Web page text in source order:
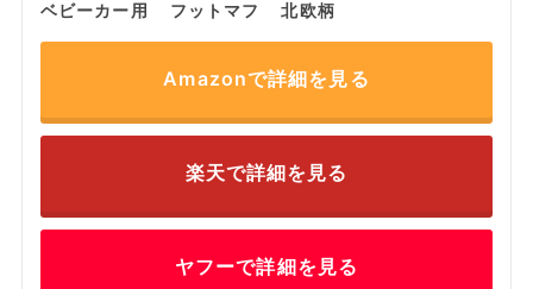
ベビーカー用 フットマフ 北欧柄
Amazonで詳細を見る
楽天で詳細を見る
ヤフーで詳細を見る